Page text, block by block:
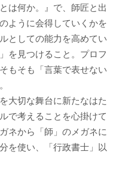
は何か。』で、師匠と出
ように会得していくかを
としての能力を高めてい
を見つけること。プロフ
もそも「言葉で表せない
大切な舞台に新たなはた
で考えることを心掛けて
ネから「師」のメガネに
を使い、「行政書士」以